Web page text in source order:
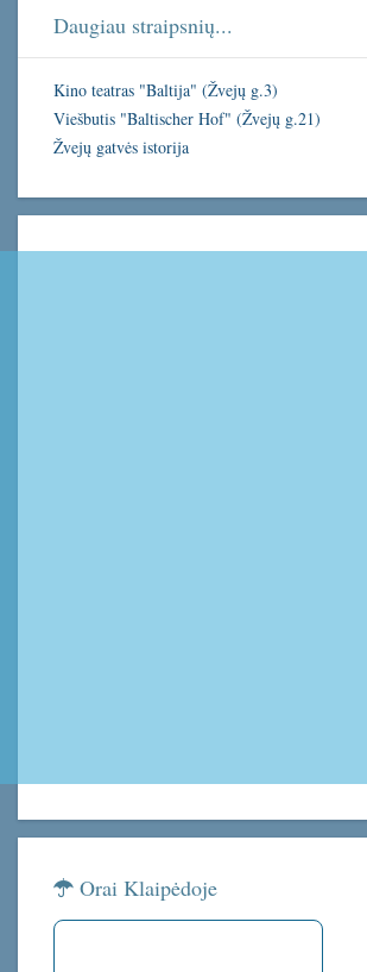
Daugiau straipsnių...
Kino teatras "Baltija" (Žvejų g.3)
Viešbutis "Baltischer Hof" (Žvejų g.21)
Žvejų gatvės istorija
Orai Klaipėdoje